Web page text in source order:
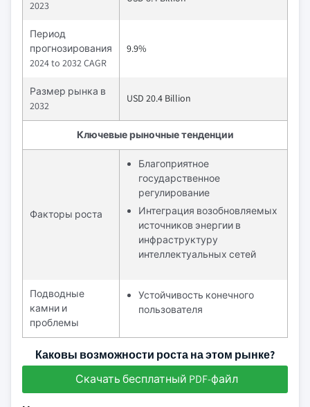
2023
Период
прогнозирования
2024 to 2032 CAGR
9.9%
Размер рынка в
2032
USD 20.4 Billion
Ключевые рыночные тенденции
Факторы роста
Благоприятное
государственное
регулирование
Интеграция возобновляемых
источников энергии в
инфраструктуру
интеллектуальных сетей
Подводные
камни и
проблемы
Устойчивость конечного
пользователя
Каковы возможности роста на этом рынке?
Скачать бесплатный PDF-файл